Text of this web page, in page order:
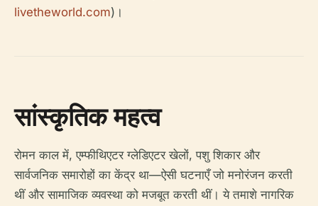
livetheworld.com)।
सांस्कृतिक महत्व
रोमन काल में, एम्फीथिएटर ग्लेडिएटर खेलों, पशु शिकार और
सार्वजनिक समारोहों का केंद्र था—ऐसी घटनाएँ जो मनोरंजन करती
थीं और सामाजिक व्यवस्था को मजबूत करती थीं। ये तमाशे नागरिक